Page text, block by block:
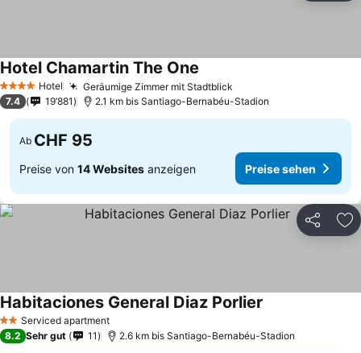
4 Sterne Hotel Geräumige Zimmer mit Stadtblick
Hotel Chamartin The One
7.4 19’881 2.1 km bis Santiago-Bernabéu-Stadion
Ab CHF 95
Preise von 14 Websites anzeigen Preise sehen
Teilen
2 SterneServiced apartment
Habitaciones General Diaz Porlier
8.2 Sehr gut 11 2.6 km bis Santiago-Bernabéu-Stadion